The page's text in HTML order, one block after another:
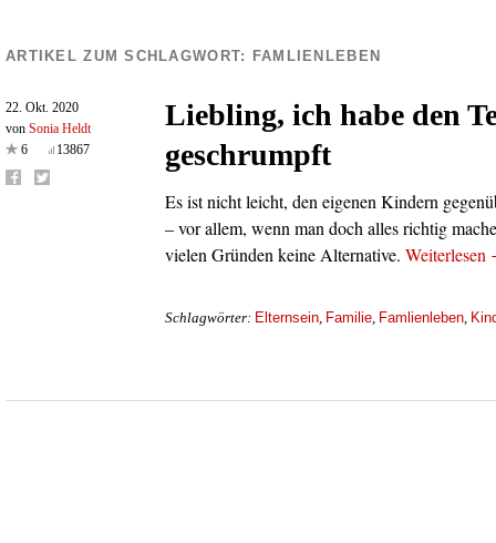
ARTIKEL ZUM SCHLAGWORT: FAMLIENLEBEN
22. Okt. 2020
von Sonia Heldt
6
13867
Liebling, ich habe den
geschrumpft
Es ist nicht leicht, den eigenen Kindern
– vor allem, wenn man doch alles richtig
vielen Gründen keine Alternative. Weiterlesen
Schlagwörter: Elternsein, Familie, Famlienleben,